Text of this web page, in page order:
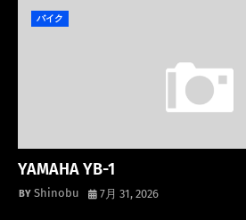
バイク
YAMAHA YB-1
Shinobu 7月 31, 2026